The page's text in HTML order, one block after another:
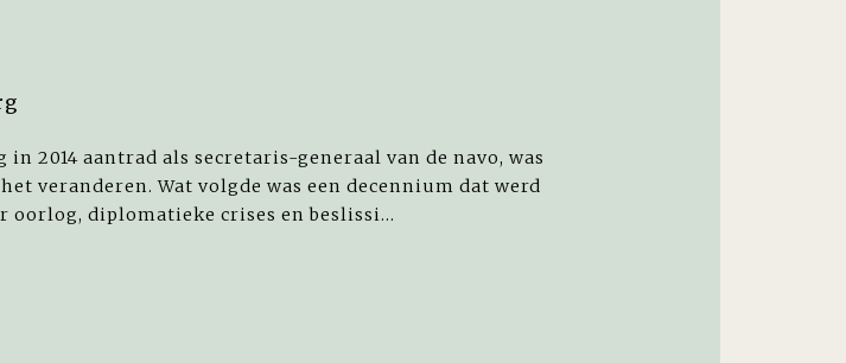
in 2014 aantrad als secretaris-generaal van de navo, was
veranderen. Wat volgde was een decennium dat werd
oorlog, diplomatieke crises en beslissi...